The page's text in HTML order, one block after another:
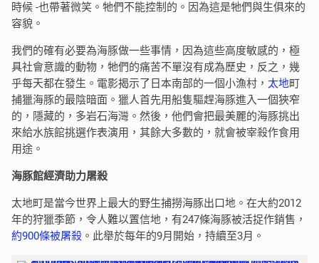
時候 -也帶著微笑。牠們不能控制的。因為這是牠們與生俱來的
容貌。
我們的確有必要為海豚做一些事情，因為這些高度敏感的，極
具社會意識的動物，牠們的痛苦不單沒有成為歷史，反之，幾
乎每天都在發生。電影揭示了日本南部的一個小漁村， 太地町
捕獵海豚的最陰暗面。獵人首先用船隻驅趕海豚進入一個狹窄
的，隱藏的，多岩石海灣。然後，他們會把最美麗的海豚挑出
來給水族館挑選作表演用，其餘大多數的，就會被宰殺作食用
用途。
海豚館經濟助力屠殺
太地町是當今世界上最大的野生捕撈海豚出口地。在大約2012
年的狩獵季節，令人難以置信地，有247條海豚被活捉作銷售，
約900條被屠殺 。此舉於每年的9月開始，持續至3月。